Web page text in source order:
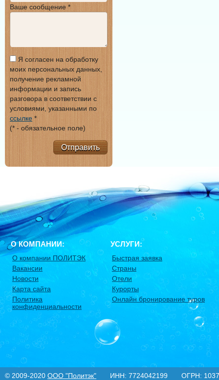
Ваше сообщение *
Я согласен на обработку
моих персональных данных,
получение рекламной
информации и запись
разговора в соответствии с
условиями, указанными по
ссылке *
(* - обязательное поле)
Отправить
О КОМПАНИИ:
О компании ПОЛИТЭК
Вакансии
Новости
Карта сайта
Политика
конфиденциальности
УСЛУГИ:
Быстрая заявка
Страны
Отели
Курорты
Онлайн бронирование туров
© 2009-2020 ООО "Политэк" ИНН: 7724042199 ОГРН: